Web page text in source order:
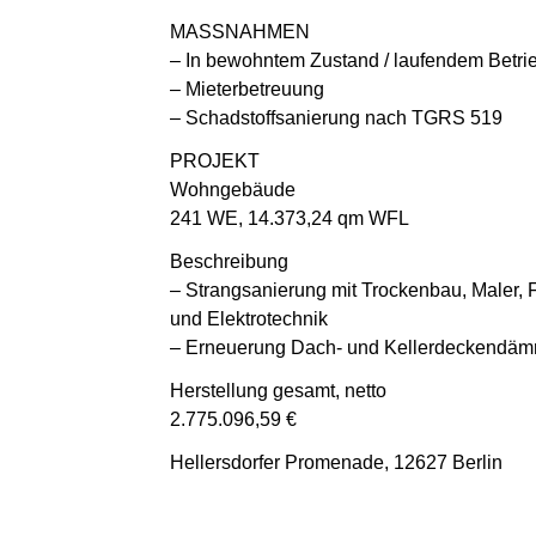
MASSNAHMEN
– In bewohntem Zustand / laufendem
– Mieterbetreuung
– Schadstoffsanierung nach TGRS 519
PROJEKT
Wohngebäude
241 WE, 14.373,24 qm WFL
Beschreibung
– Strangsanierung mit Trockenbau, Maler,
und Elektrotechnik
– Erneuerung Dach- und
Herstellung gesamt, netto
2.775.096,59 €
Hellersdorfer Promenade, 12627 Berlin